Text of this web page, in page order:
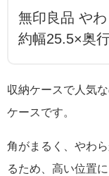
無印良品 や
約幅25.5×奥
収納ケースで人気
ケースです。
角がまるく、やわ
るため、高い位置